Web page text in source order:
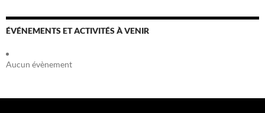
ÉVÉNEMENTS ET ACTIVITÉS À VENIR
Aucun évènement